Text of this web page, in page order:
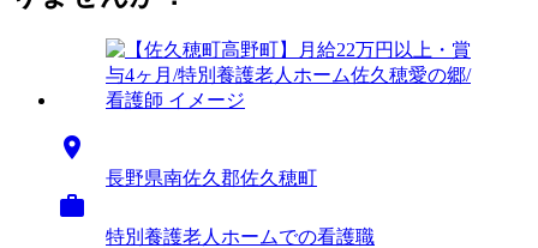

長野県南佐久郡佐久穂町

特別養護老人ホームでの看護職